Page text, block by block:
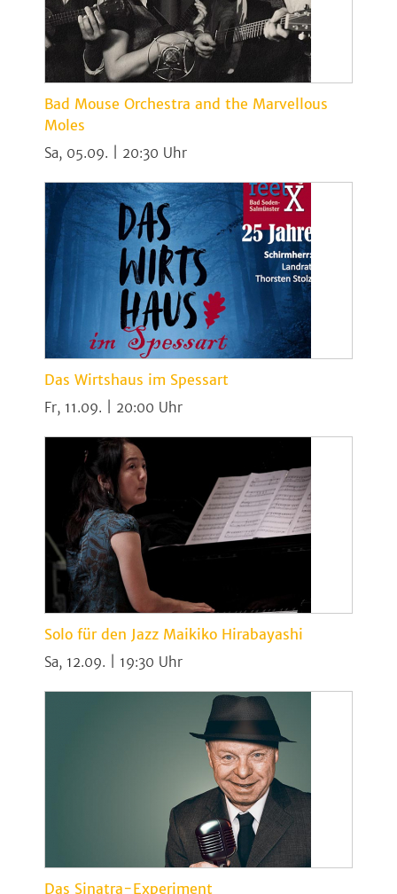
Bad Mouse Orchestra and the Marvellous
Moles
Sa, 05.09. | 20:30
Das Wirtshaus im Spessart
Fr, 11.09. | 20:00
Solo für den Jazz Maikiko Hirabayashi
Sa, 12.09. | 19:30
Das Sinatra-Experiment